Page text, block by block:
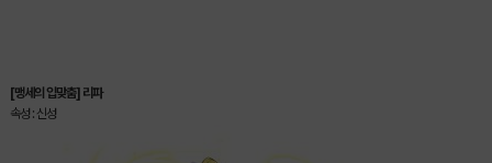
[맹세의 입맞춤] 리파
속성 : 신성